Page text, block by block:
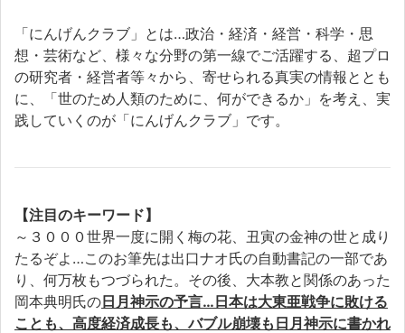
「にんげんクラブ」とは…政治・経済・経営・科学・思
想・芸術など、様々な分野の第一線でご活躍する、超プロ
の研究者・経営者等々から、寄せられる真実の情報ととも
に、「世のため人類のために、何ができるか」を考え、実
践していくのが「にんげんクラブ」です。
【注目のキーワード】
～３０００世界一度に開く梅の花、丑寅の金神の世と成り
たるぞよ…このお筆先は出口ナオ氏の自動書記の一部であ
り、何万枚もつづられた。その後、大本教と関係のあった
岡本典明氏の日月神示の予言…日本は大東亜戦争に敗ける
ことも、高度経済成長も、バブル崩壊も日月神示に書かれ